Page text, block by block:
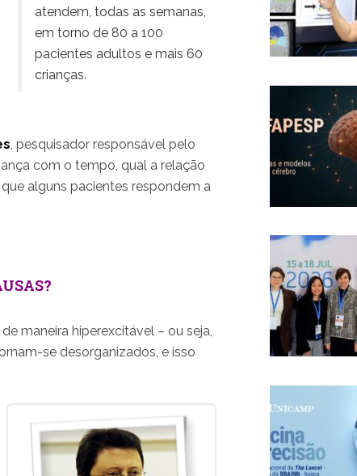
atendem, todas as semanas,
em torno de 80 a 100
pacientes adultos e mais 60
crianças.
, pesquisador responsável pelo
com o tempo, qual a relação
alguns pacientes respondem a
maneira hiperexcitável – ou seja,
se desorganizados, e isso